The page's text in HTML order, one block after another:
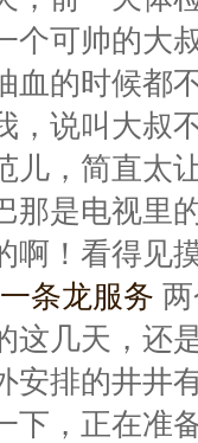
个可帅的大
血的时候都
，说叫大叔
儿，简直太
那是电视里
啊！看得见
条龙服务
这几天，还
安排的井井
下，正在准